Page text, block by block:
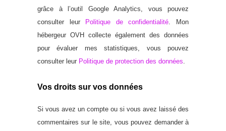
grâce à l’outil Google Analytics, vous pouvez
consulter leur
Politique de confidentialité. Mon
hébergeur OVH collecte également des données
pour évaluer mes statistiques, vous pouvez
consulter leur Politique de protection des données.
Vos droits sur vos données
Si vous avez un compte ou si vous avez laissé des
commentaires sur le site, vous pouvez demander à